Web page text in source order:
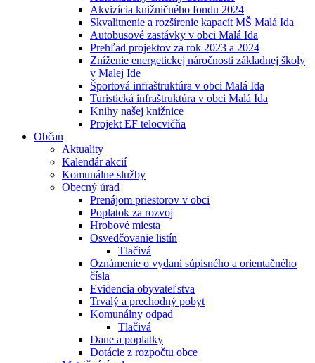
Akvizícia knižničného fondu 2024
Skvalitnenie a rozšírenie kapacít MŠ Malá Ida
Autobusové zastávky v obci Malá Ida
Prehľad projektov za rok 2023 a 2024
Zníženie energetickej náročnosti základnej školy
v Malej Ide
Športová infraštruktúra v obci Malá Ida
Turistická infraštruktúra v obci Malá Ida
Knihy našej knižnice
Projekt EF telocvičňa
Občan
Aktuality
Kalendár akcií
Komunálne služby
Obecný úrad
Prenájom priestorov v obci
Poplatok za rozvoj
Hrobové miesta
Osvedčovanie listín
Tlačivá
Oznámenie o vydaní súpisného a orientačného
čísla
Evidencia obyvateľstva
Trvalý a prechodný pobyt
Komunálny odpad
Tlačivá
Dane a poplatky
Dotácie z rozpočtu obce